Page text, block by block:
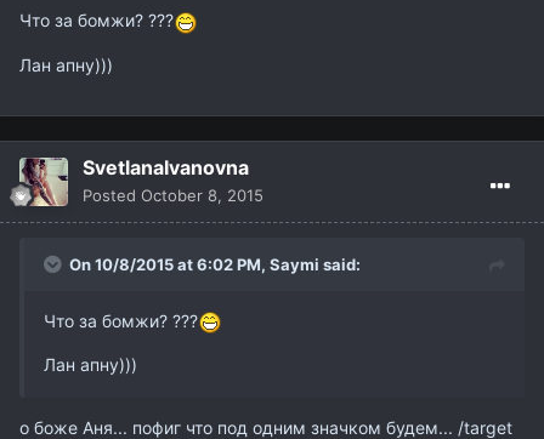
Что за бомжи? ???
Лан апну)))
SvetlanaIvanovna
Posted October 8, 2015
On 10/8/2015 at 6:02 PM, Saymi said:
Что за бомжи? ???
Лан апну)))
о боже Аня... пофиг что под одним значком будем... /target